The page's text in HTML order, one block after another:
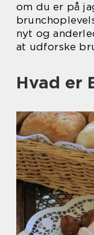
om du er på
nyt og
at udforske
Hvad er